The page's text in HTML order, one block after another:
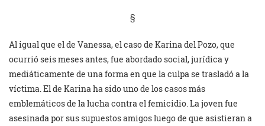
§
Al igual que el de Vanessa, el caso de Karina del Pozo, que
ocurrió seis meses antes, fue abordado social, jurídica y
mediáticamente de una forma en que la culpa se trasladó a la
víctima. El de Karina ha sido uno de los casos más
emblemáticos de la lucha contra el femicidio. La joven fue
asesinada por sus supuestos amigos luego de que asistieran a